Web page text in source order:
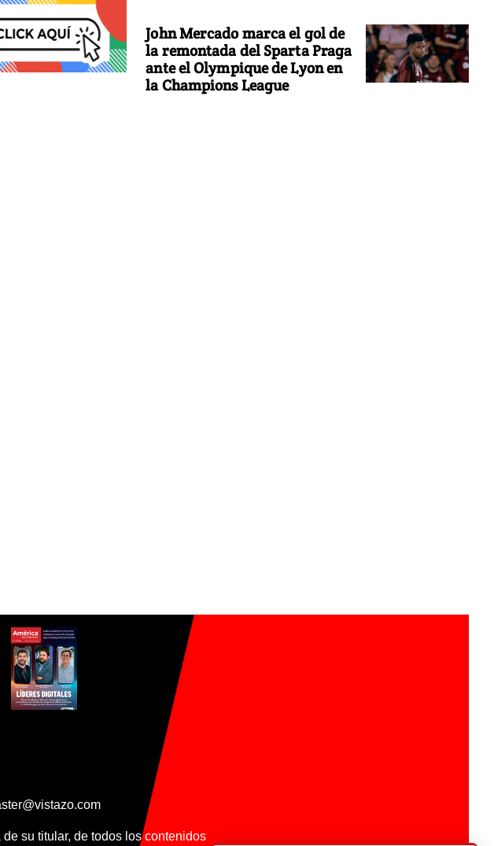
John Mercado marca el gol de
la remontada del Sparta Praga
ante el Olympique de Lyon en
la Champions League
su titular, de todos los contenidos